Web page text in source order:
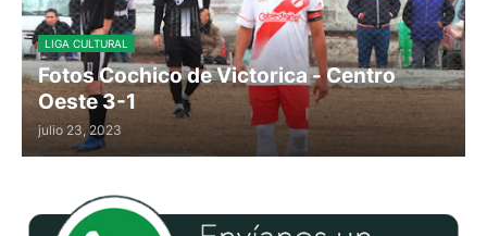
LIGA CULTURAL
Fotos Cochico de Victorica - Centro
Oeste 3-1
julio 23, 2023